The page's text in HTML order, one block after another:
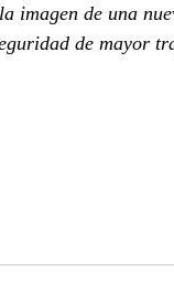
imagen de una
de mayor